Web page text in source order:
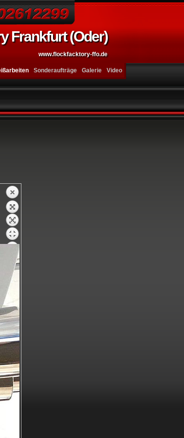
Frankfurt (Oder)
www.flockfacktory-ffo.de
Sonderaufträge Galerie Video